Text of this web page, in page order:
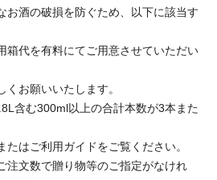
酒の破損を防ぐため、以下に該当す
箱代を有料にてご用意させていただい
くお願いいたします。
含む300ml以上の合計本数が3本また
たはご利用ガイドをご覧ください。
注文数で贈り物等のご指定がなけれ